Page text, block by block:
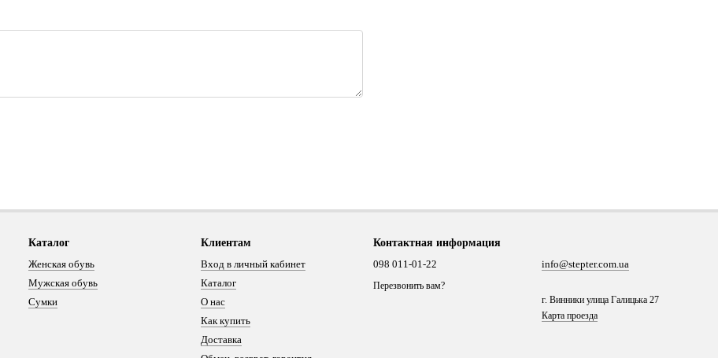
Каталог
Женская обувь
Мужская обувь
Сумки
Клиентам
Вход в личный кабинет
Каталог
О нас
Как купить
Доставка
Контактная информация
098 011-01-22
Перезвонить вам?
info@stepter.com.ua
г. Винники улица Галицька 27
Карта проезда